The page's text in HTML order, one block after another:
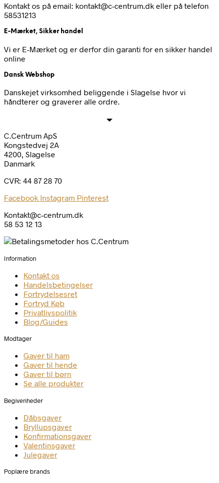
Kontakt os på email: kontakt@c-centrum.dk eller på telefon
58531213
E-Mærket, Sikker handel
Vi er E-Mærket og er derfor din garanti for en sikker handel
online
Dansk Webshop
Danskejet virksomhed beliggende i Slagelse hvor vi
håndterer og graverer alle ordre.
C.Centrum ApS
Kongstedvej 2A
4200, Slagelse
Danmark
CVR: 44 87 28 70
Facebook Instagram Pinterest
Kontakt@c-centrum.dk
58 53 12 13
Information
Kontakt os
Handelsbetingelser
Fortrydelsesret
Fortryd Køb
Privatlivspolitik
Blog/Guides
Modtager
Gaver til ham
Gaver til hende
Gaver til børn
Se alle produkter
Begivenheder
Dåbsgaver
Bryllupsgaver
Konfirmationsgaver
Valentinsgaver
Julegaver
Poplære brands